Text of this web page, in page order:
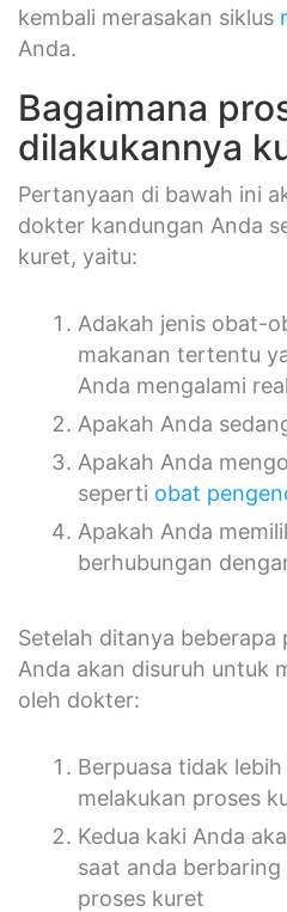
kembali merasakan siklus
Anda.
Bagaimana
dilakukannya
Pertanyaan di bawah ini
dokter kandungan Anda
kuret, yaitu:
Adakah jenis obat-
makanan tertentu
Anda mengalami
Apakah Anda
Apakah Anda
seperti obat
Apakah Anda
berhubungan
Setelah ditanya beberapa
Anda akan disuruh untuk
oleh dokter:
Berpuasa tidak
melakukan proses
Kedua kaki Anda
saat anda
proses kuret